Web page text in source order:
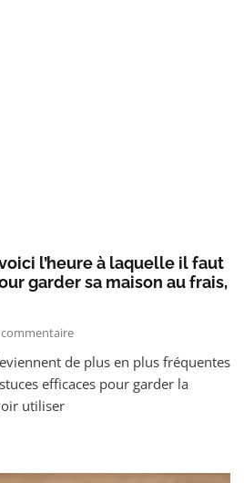
l’heure à laquelle il faut
garder sa maison au frais,
de plus en plus fréquentes
efficaces pour garder la
utiliser